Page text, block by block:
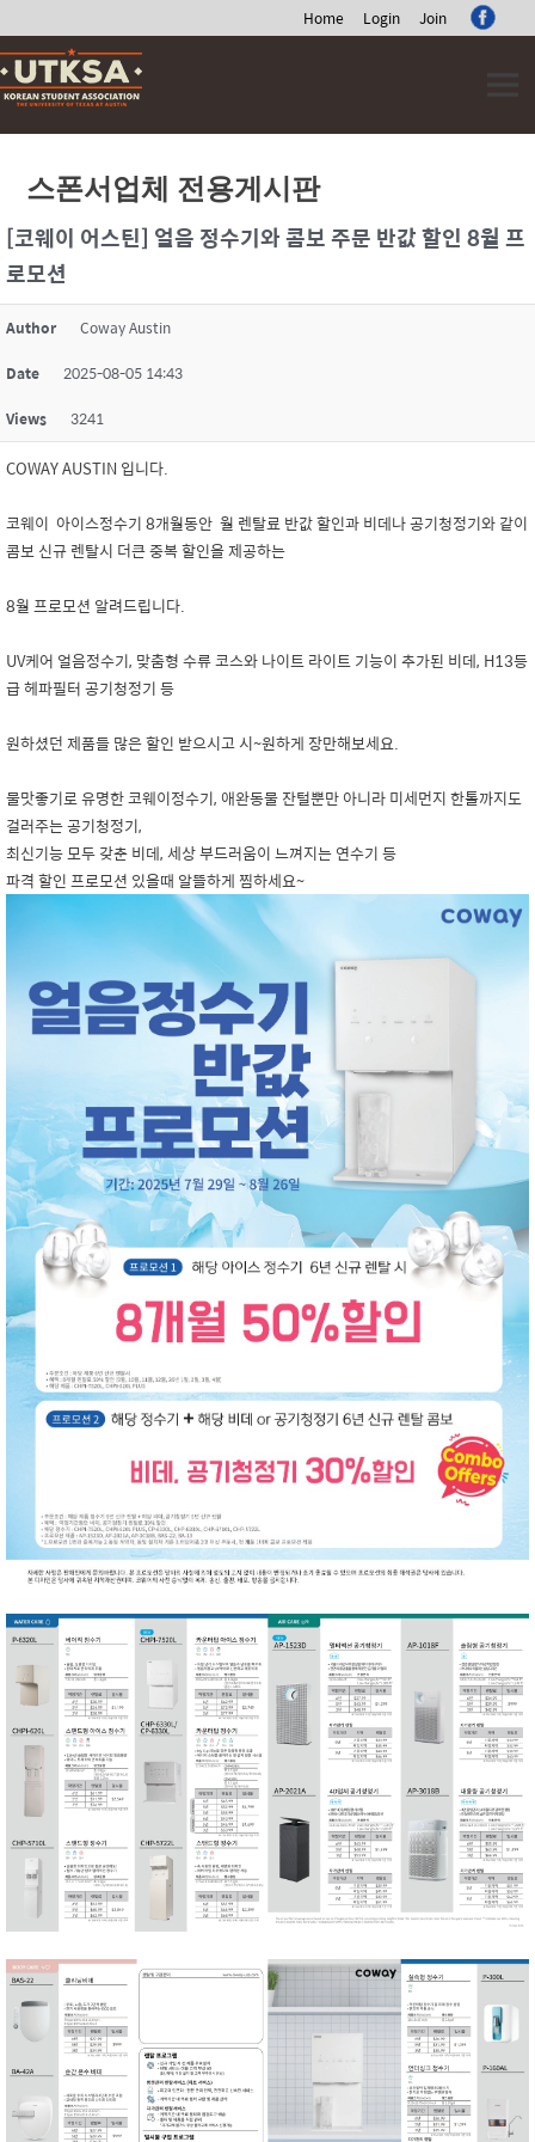
Home Login Join
Skip
to
content
스폰서업체 전용게시판
[코웨이 어스틴] 얼음 정수기와 콤보 주문 반값 할인 8월 프
로모션
Author Coway Austin
Date 2025-08-05 14:43
Views 3241
COWAY AUSTIN 입니다.
코웨이 아이스정수기 8개월동안 월 렌탈료 반값 할인과 비데나 공기청정기와 같이
콤보 신규 렌탈시 더큰 중복 할인을 제공하는
8월 프로모션 알려드립니다.
UV케어 얼음정수기, 맞춤형 수류 코스와 나이트 라이트 기능이 추가된 비데, H13등
급 헤파필터 공기청정기 등
원하셨던 제품들 많은 할인 받으시고 시~원하게 장만해보세요.
물맛좋기로 유명한 코웨이정수기, 애완동물 잔털뿐만 아니라 미세먼지 한톨까지도
걸러주는 공기청정기,
최신기능 모두 갖춘 비데, 세상 부드러움이 느껴지는 연수기 등
파격 할인 프로모션 있을때 알뜰하게 찜하세요~